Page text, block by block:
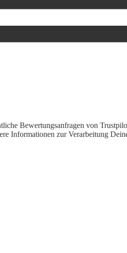
Bewertungsanfragen von
Informationen zur Verarbeitung